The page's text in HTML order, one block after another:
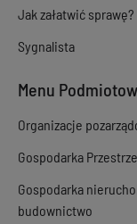
Jak załatwić sprawę?
Sygnalista
Menu
Organizacje
Gospodarka
Gospodarka
budownictwo